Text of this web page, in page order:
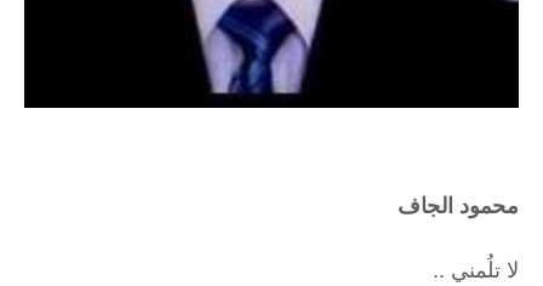
محمود الجاف
لا تلُمني ..